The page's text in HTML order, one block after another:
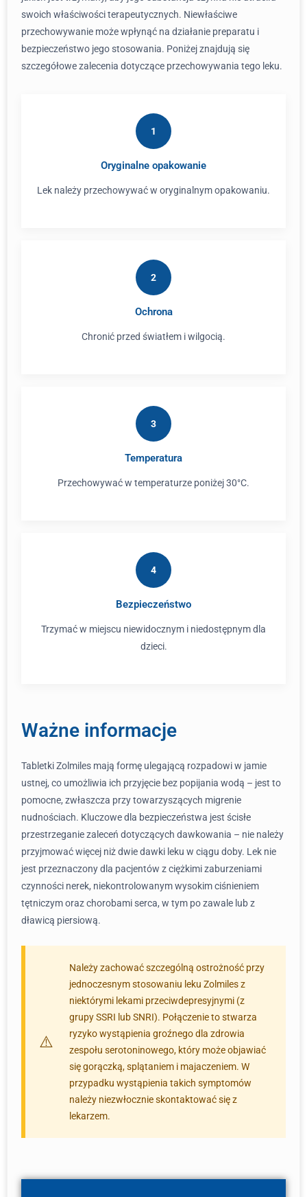
swoich właściwości terapeutycznych. Niewłaściwe
przechowywanie może wpłynąć na działanie preparatu i
bezpieczeństwo jego stosowania. Poniżej znajdują się
szczegółowe zalecenia dotyczące przechowywania tego leku.
1
Oryginalne opakowanie
Lek należy przechowywać w oryginalnym opakowaniu.
2
Ochrona
Chronić przed światłem i wilgocią.
3
Temperatura
Przechowywać w temperaturze poniżej 30°C.
4
Bezpieczeństwo
Trzymać w miejscu niewidocznym i niedostępnym dla
dzieci.
Ważne informacje
Tabletki Zolmiles mają formę ulegającą rozpadowi w jamie
ustnej, co umożliwia ich przyjęcie bez popijania wodą – jest to
pomocne, zwłaszcza przy towarzyszących migrenie
nudnościach. Kluczowe dla bezpieczeństwa jest ścisłe
przestrzeganie zaleceń dotyczących dawkowania – nie należy
przyjmować więcej niż dwie dawki leku w ciągu doby. Lek nie
jest przeznaczony dla pacjentów z ciężkimi zaburzeniami
czynności nerek, niekontrolowanym wysokim ciśnieniem
tętniczym oraz chorobami serca, w tym po zawale lub z
dławicą piersiową.
Należy zachować szczególną ostrożność przy
jednoczesnym stosowaniu leku Zolmiles z
niektórymi lekami przeciwdepresyjnymi (z
grupy SSRI lub SNRI). Połączenie to stwarza
ryzyko wystąpienia groźnego dla zdrowia
zespołu serotoninowego, który może objawiać
się gorączką, splątaniem i majaczeniem. W
przypadku wystąpienia takich symptomów
należy niezwłocznie skontaktować się z
lekarzem.